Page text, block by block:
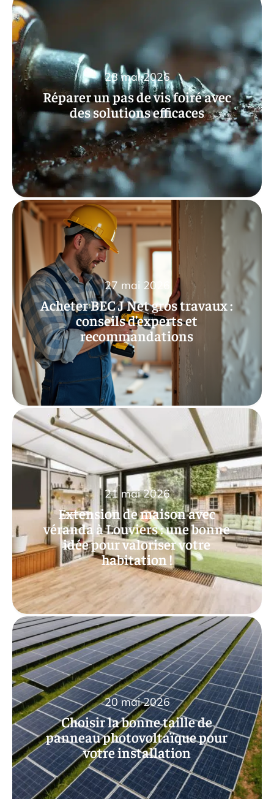
Réparer un pas de vis foiré avec
des solutions efficaces
28 mai 2026
Acheter BEC J Net gros travaux :
conseils d’experts et
recommandations
27 mai 2026
Extension de maison avec
véranda à Louviers : une bonne
idée pour valoriser votre
habitation !
21 mai 2026
Choisir la bonne taille de
panneau photovoltaïque pour
votre installation
20 mai 2026